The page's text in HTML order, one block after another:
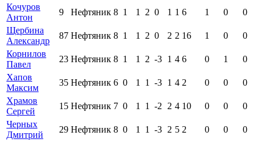
Кочуров
Антон
9 Нефтяник 8 1 1 2 0 1 1 6 1 0
0
Щербина
Александр
87 Нефтяник 8 1 1 2 0 2 2 16 1 0
0
Корнилов
Павел
23 Нефтяник 8 1 1 2 -3 1 4 6 0 1
0
Хапов
Максим
35 Нефтяник 6 0 1 1 -3 1 4 2 0 0
0
Храмов
Сергей
15 Нефтяник 7 0 1 1 -2 2 4 10 0 0
0
Черных
Дмитрий
29 Нефтяник 8 0 1 1 -3 2 5 2 0 0
0